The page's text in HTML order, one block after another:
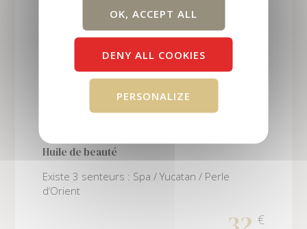
Huile de beauté
Existe 3 senteurs : Spa / Yucatan / Perle
d’Orient
€
OK, ACCEPT ALL
DENY ALL COOKIES
PERSONALIZE